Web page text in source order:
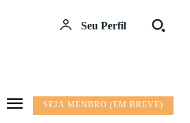
Seu Perfil
SEJA MENBRO (EM BREVE)